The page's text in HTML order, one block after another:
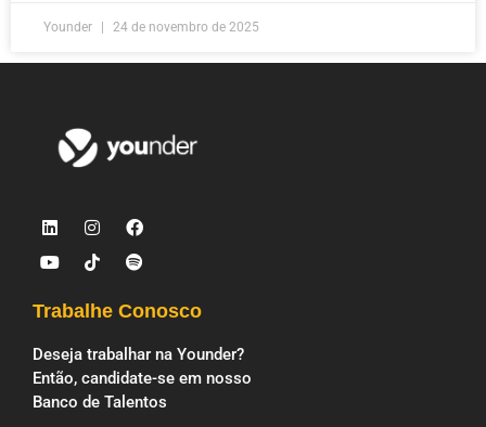
Younder 24 de novembro de 2025
Trabalhe Conosco
Deseja trabalhar na Younder?
Então, candidate-se em nosso
Banco de Talentos